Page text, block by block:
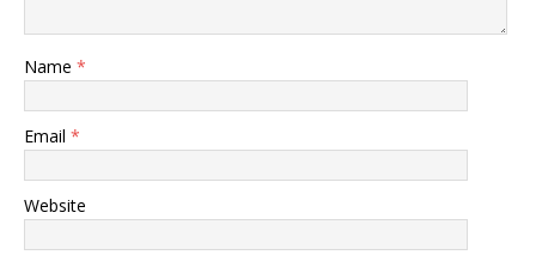
Name *
Email *
Website